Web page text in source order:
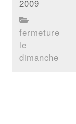
2009
fermeture
le
dimanche